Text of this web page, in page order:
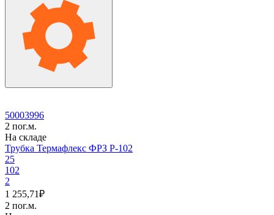
50003996
2 пог.м.
На складе
Трубка Термафлекс ФРЗ P-102
25
102
2
1 255,71₽
2 пог.м.